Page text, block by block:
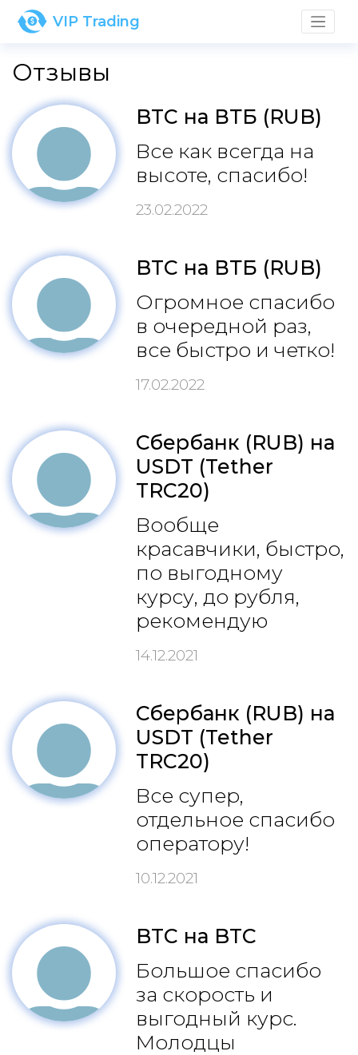
VIP Trading
Отзывы
BTC на ВТБ (RUB)
Все как всегда на
высоте, спасибо!
23.02.2022
BTC на ВТБ (RUB)
Огромное спасибо
в очередной раз,
все быстро и четко!
17.02.2022
Сбербанк (RUB) на
USDT (Tether
TRC20)
Вообще
красавчики, быстро,
по выгодному
курсу, до рубля,
рекомендую
14.12.2021
Сбербанк (RUB) на
USDT (Tether
TRC20)
Все супер,
отдельное спасибо
оператору!
10.12.2021
BTC на BTC
Большое спасибо
за скорость и
выгодный курс.
Молодцы